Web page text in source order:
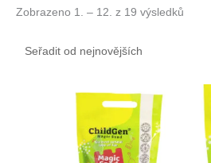
Zobrazeno 1. – 12. z 19 výsledků